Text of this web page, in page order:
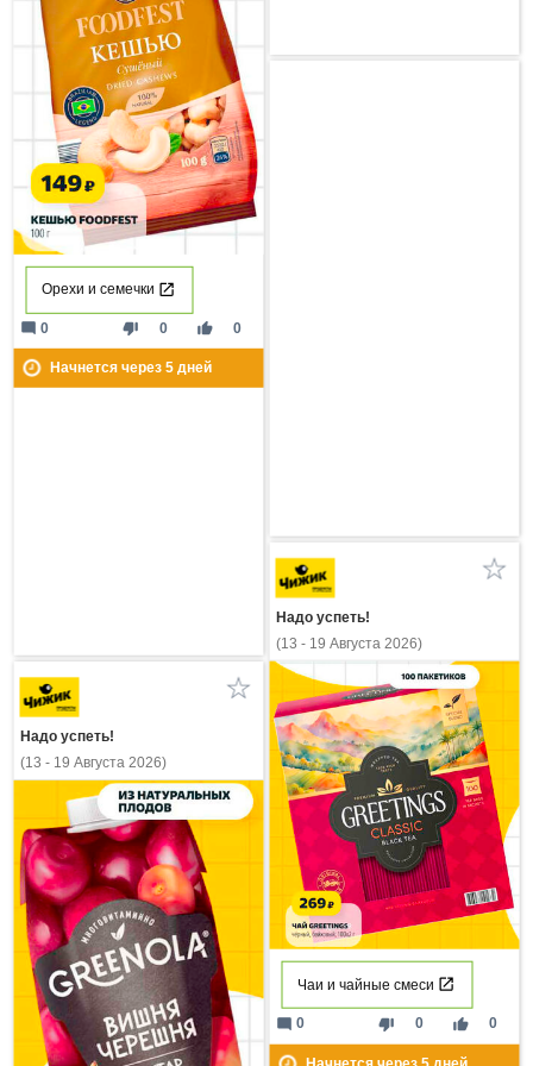
Орехи и семечки
thumb_down 0 thumb_up 0
mode_comment 0
Начнется через 5дней
Надо успеть!
(13 - 19 Августа 2026)
Чаи и чайные смеси
thumb_down 0 thumb_up 0
mode_comment 0
Надо успеть!
(13 - 19 Августа 2026)